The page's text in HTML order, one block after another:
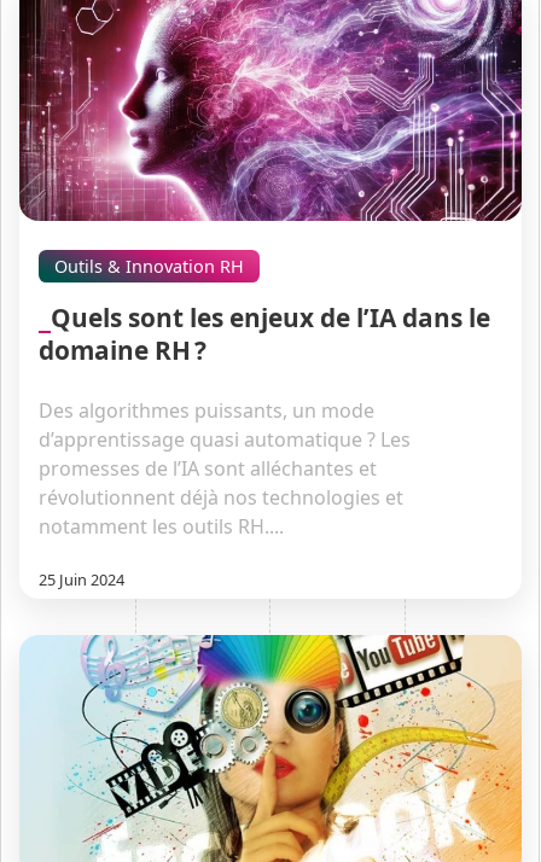
Outils & Innovation RH
Quels sont les enjeux de l’IA dans le
domaine RH ?
Des algorithmes puissants, un mode
d’apprentissage quasi automatique ? Les
promesses de l’IA sont alléchantes et
révolutionnent déjà nos technologies et
notamment les outils RH....
25 Juin 2024